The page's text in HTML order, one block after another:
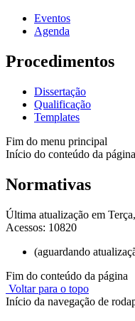
Eventos
Agenda
Procedimentos
Dissertação
Qualificação
Templates
Fim do menu principal
Início do conteúdo da página
Normativas
Última atualização em
Acessos: 10820
(aguardando
Fim do conteúdo da página
Voltar para o topo
Início da navegação de